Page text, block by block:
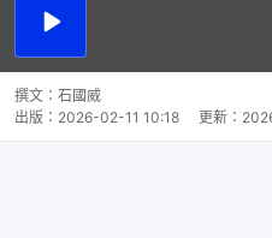
播
撰文： 石國威
出版： 2026-02-11 10:18 更新：